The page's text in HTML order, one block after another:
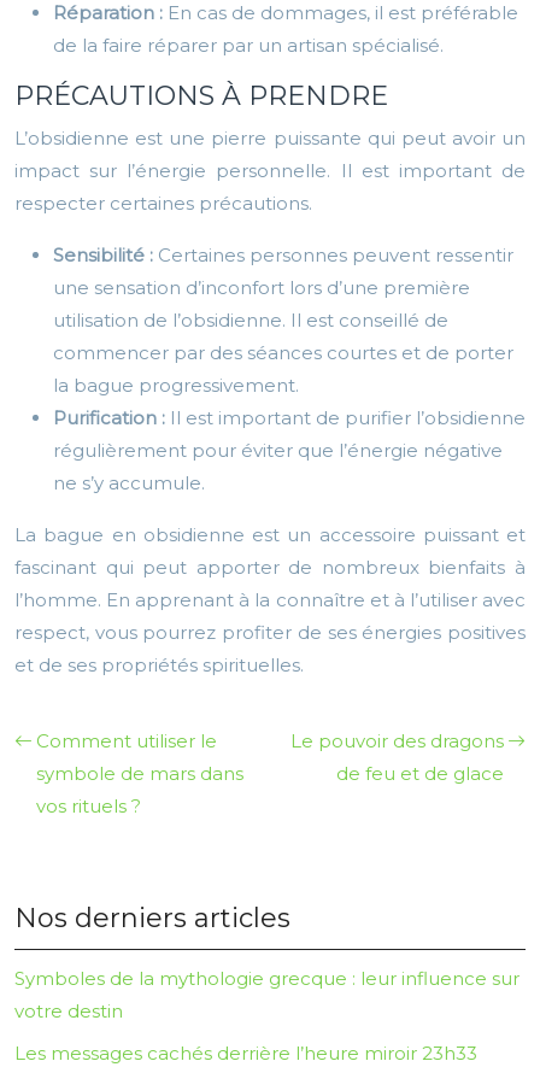
Réparation : En cas de dommages, il est préférable
de la faire réparer par un artisan spécialisé.
PRÉCAUTIONS À PRENDRE
L’obsidienne est une pierre puissante qui peut avoir un
impact sur l’énergie personnelle. Il est important de
respecter certaines précautions.
Sensibilité : Certaines personnes peuvent ressentir
une sensation d’inconfort lors d’une première
utilisation de l’obsidienne. Il est conseillé de
commencer par des séances courtes et de porter
la bague progressivement.
Purification : Il est important de purifier l’obsidienne
régulièrement pour éviter que l’énergie négative
ne s’y accumule.
La bague en obsidienne est un accessoire puissant et
fascinant qui peut apporter de nombreux bienfaits à
l’homme. En apprenant à la connaître et à l’utiliser avec
respect, vous pourrez profiter de ses énergies positives
et de ses propriétés spirituelles.
Comment utiliser le
symbole de mars dans
vos rituels ?
Le pouvoir des dragons
de feu et de glace
Nos derniers articles
Symboles de la mythologie grecque : leur influence sur
votre destin
Les messages cachés derrière l’heure miroir 23h33